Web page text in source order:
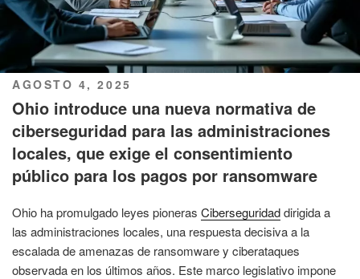
PUBLICADO
EL
AGOSTO 4, 2025
Ohio introduce una nueva normativa de
ciberseguridad para las administraciones
locales, que exige el consentimiento
público para los pagos por ransomware
Ohio ha promulgado leyes pioneras Ciberseguridaddirigida a
las administraciones locales, una respuesta decisiva a la
escalada de amenazas de ransomware y ciberataques
observada en los últimos años. Este marco legislativo impone